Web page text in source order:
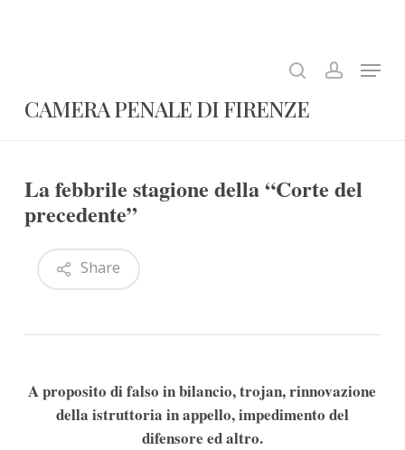
CAMERA PENALE DI FIRENZE
Menu
La febbrile stagione della “Corte del
precedente”
Share
A proposito di falso in bilancio, trojan, rinnovazione
della istruttoria in appello, impedimento del
difensore ed altro.
Menu